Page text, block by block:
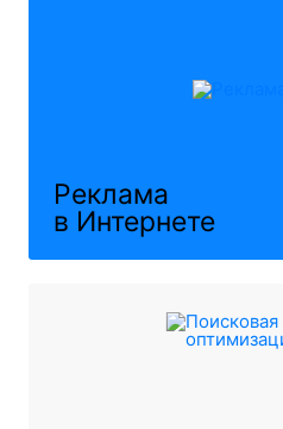
Реклама
в Интернете